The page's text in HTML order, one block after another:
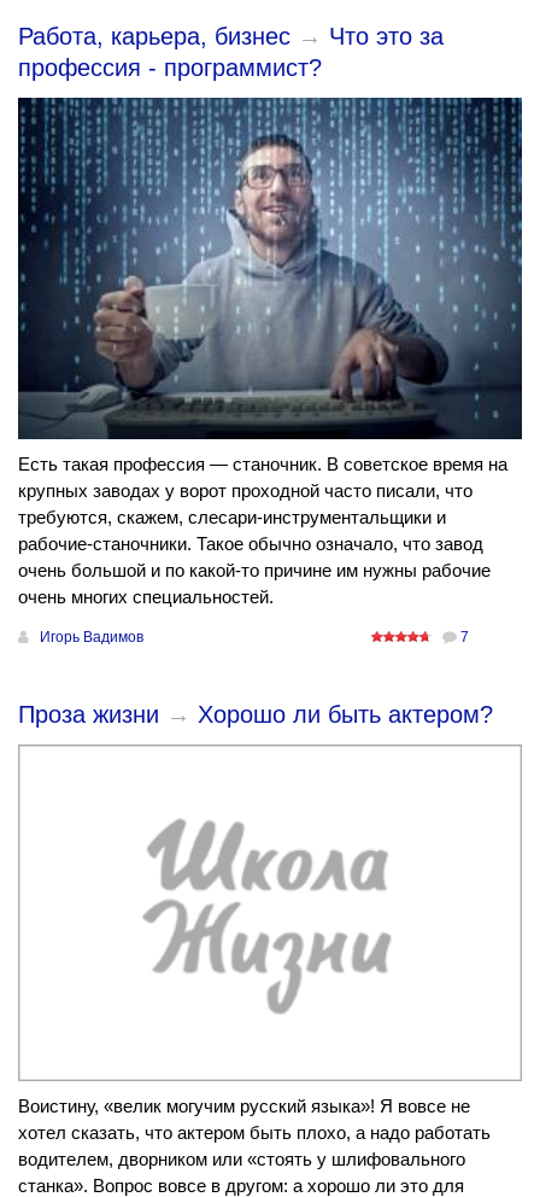
Работа, карьера, бизнес → Что это за
профессия - программист?
Есть такая профессия — станочник. В советское время на
крупных заводах у ворот проходной часто писали, что
требуются, скажем, слесари-инструментальщики и
рабочие-станочники. Такое обычно означало, что завод
очень большой и по какой-то причине им нужны рабочие
очень многих специальностей.
Игорь Вадимов 7
Проза жизни → Хорошо ли быть актером?
Воистину, «велик могучим русский языка»! Я вовсе не
хотел сказать, что актером быть плохо, а надо работать
водителем, дворником или «стоять у шлифовального
станка». Вопрос вовсе в другом: а хорошо ли это для